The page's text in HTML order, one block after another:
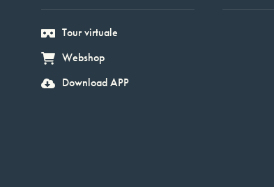
Tour virtuale
Webshop
Download APP